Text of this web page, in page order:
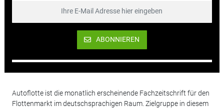
ABONNIEREN
Autoflotte ist die monatlich erscheinende Fachzeitschrift für den
Flottenmarkt im deutschsprachigen Raum. Zielgruppe in diesem